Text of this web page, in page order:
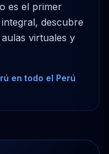
es el primer
descubre
virtuales y
en todo el Perú